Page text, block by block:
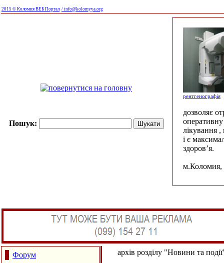
2015 © Коломия ВЕБ Портал / info@kolomyya.org
Пошук:
рентгенографія
дозволяє
лікування ,
і є
здоров’я.
м.Коломия,
Форум
архів розділу "Новини та